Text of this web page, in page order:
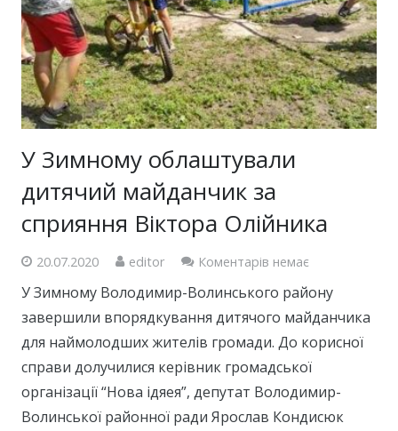
У Зимному облаштували
дитячий майданчик за
сприяння Віктора Олійника
20.07.2020 editor Коментарів немає
У Зимному Володимир-Волинського району
завершили впорядкування дитячого майданчика
для наймолодших жителів громади. До корисної
справи долучилися керівник громадської
організації “Нова ідяея”, депутат Володимир-
Волинської районної ради Ярослав Кондисюк